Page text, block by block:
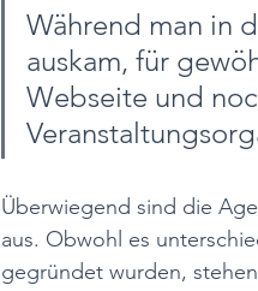
Während man in
auskam, für
Webseite und
Überwiegend sind die
aus. Obwohl es
gegründet wurden,